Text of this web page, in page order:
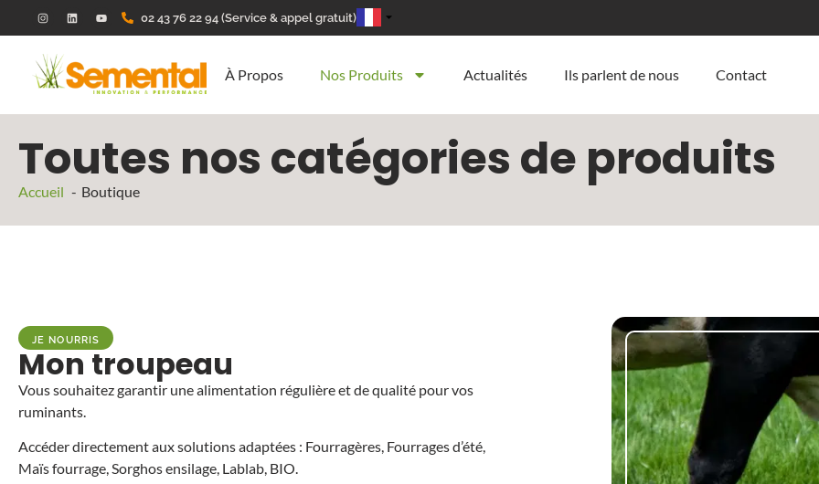
02 43 76 22 94 (Service & appel gratuit)
À Propos Nos Produits Actualités Ils parlent de nous Contact
Toutes nos catégories de produits
Accueil Boutique
JE NOURRIS
Mon troupeau
Vous souhaitez garantir une alimentation régulière et de qualité pour vos
ruminants.
Accéder directement aux solutions adaptées : Fourragères, Fourrages d’été,
Maïs fourrage, Sorghos ensilage, Lablab, BIO.